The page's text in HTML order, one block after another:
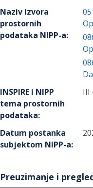
Naziv izvora
prostornih
podataka NIPP-a:
INSPIRE i NIPP
tema prostornih
podataka:
III
Datum postanka
subjektom NIPP-a:
Preuzimanje i